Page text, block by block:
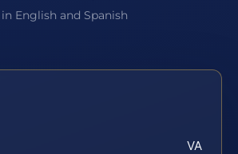
English and Spanish
VA